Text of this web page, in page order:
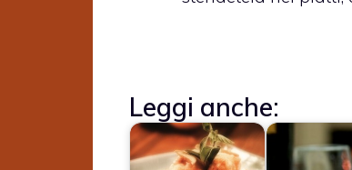
Leggi anche: